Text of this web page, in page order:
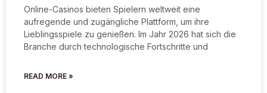
Online-Casinos bieten Spielern weltweit eine
aufregende und zugängliche Plattform, um ihre
Lieblingsspiele zu genießen. Im Jahr 2026 hat sich die
Branche durch technologische Fortschritte und
READ MORE »